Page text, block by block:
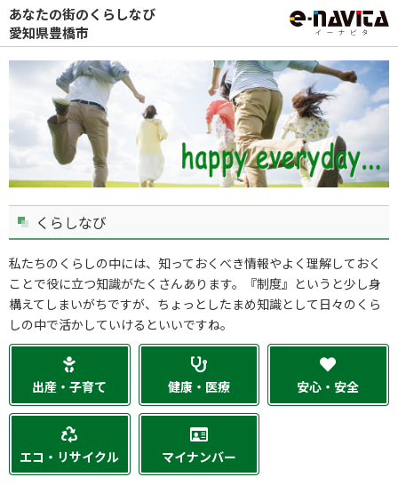
あなたの街のくらしなび
愛知県豊橋市
くらしなび
私たちのくらしの中には、知っておくべき情報やよく理解しておく
ことで役に立つ知識がたくさんあります。『制度』というと少し身
構えてしまいがちですが、ちょっとしたまめ知識として日々のくら
しの中で活かしていけるといいですね。
出産・子育て 健康・医療 安心・安全
エコ・リサイクル マイナンバー